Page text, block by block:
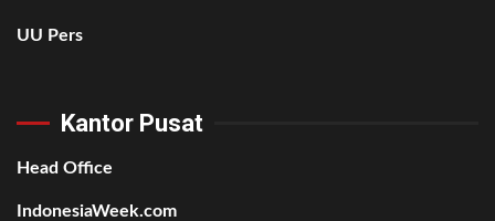
UU Pers
Kantor Pusat
Head Office
IndonesiaWeek.com